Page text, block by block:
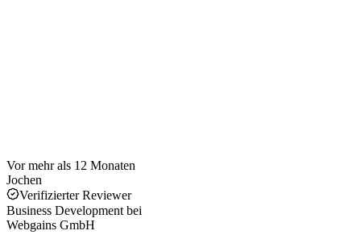
Vor mehr als 12 Monaten
Jochen
Verifizierter Reviewer
Business Development bei
Webgains GmbH